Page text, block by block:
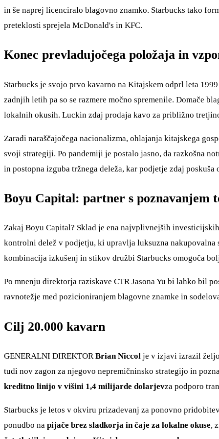
in še naprej licenciralo blagovno znamko. Starbucks tako
preteklosti sprejela McDonald's in KFC.
Konec prevladujočega položaja in
Starbucks je svojo prvo kavarno na Kitajskem odprl leta
zadnjih letih pa so se razmere močno spremenile. Domače
lokalnih okusih. Luckin zdaj prodaja kavo za približno
Zaradi naraščajočega nacionalizma, ohlajanja kitajskega
svoji strategiji. Po pandemiji je postalo jasno, da razkošna
in postopna izguba tržnega deleža, kar podjetje zdaj
Boyu Capital: partner s poznavanjem
Zakaj Boyu Capital? Sklad je ena najvplivnejših
kontrolni delež v podjetju, ki upravlja luksuzna nakupovalna
kombinacija izkušenj in stikov družbi Starbucks omogoča
Po mnenju direktorja raziskave CTR Jasona Yu bi lahko bil
ravnotežje med pozicioniranjem blagovne znamke in
Cilj 20.000 kavarn
GENERALNI DIREKTOR Brian Niccol je v izjavi izrazil
tudi nov zagon za njegovo nepremičninsko strategijo in
kreditno linijo v višini 1,4 milijarde dolarjevza podporo
Starbucks je letos v okviru prizadevanj za ponovno
ponudbo na pijače brez sladkorja in čaje za lokalne okuse,